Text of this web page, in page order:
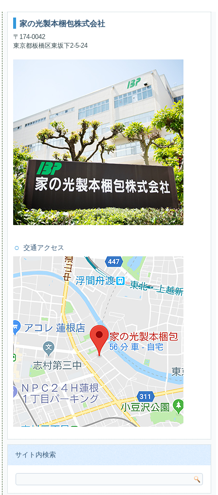
家の光製本梱包株式会社
〒174-0042
東京都板橋区東坂下2-5-24
交通アクセス
サイト内検索